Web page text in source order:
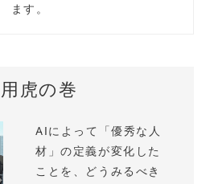
ます。
虎の巻
AIによって「優秀な人
材」の定義が変化した
ことを、どうみるべき